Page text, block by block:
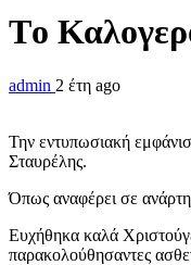
Tο
admin 2 έτη ago
Την εντυπωσιακή
Σταυρέλης.
Όπως αναφέρει σε
Ευχήθηκα καλά
παρακολούθησαντες